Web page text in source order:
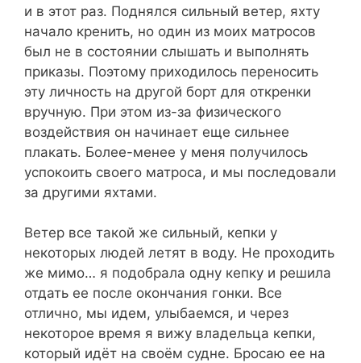
и в этот раз. Поднялся сильный ветер, яхту
начало кренить, но один из моих матросов
был не в состоянии слышать и выполнять
приказы. Поэтому приходилось переносить
эту личность на другой борт для откренки
вручную. При этом из-за физического
воздействия он начинает еще сильнее
плакать. Более-менее у меня получилось
успокоить своего матроса, и мы последовали
за другими яхтами.
Ветер все такой же сильный, кепки у
некоторых людей летят в воду. Не проходить
же мимо… я подобрала одну кепку и решила
отдать ее после окончания гонки. Все
отлично, мы идем, улыбаемся, и через
некоторое время я вижу владельца кепки,
который идёт на своём судне. Бросаю ее на